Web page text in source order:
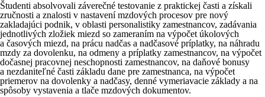
Študenti absolvovali záverečné testovanie z praktickej časti a získali
zručnosti a znalosti v nastavení mzdových procesov pre nový
zakladajúci podnik, v oblasti personalistiky zamestnancov, zadávania
jednotlivých zložiek miezd so zameraním na výpočet úkolových
a časových miezd, na prácu nadčas a nadčasové príplatky, na náhradu
mzdy za dovolenku, na odmeny a príplatky zamestnancov, na výpočet
dočasnej pracovnej neschopnosti zamestnancov, na daňové bonusy
a nezdaniteľné časti základu dane pre zamestnanca, na výpočet
priemerov na dovolenky a nadčasy, denné vymeriavacie základy a na
spôsoby vystavenia a tlače mzdových dokumentov.